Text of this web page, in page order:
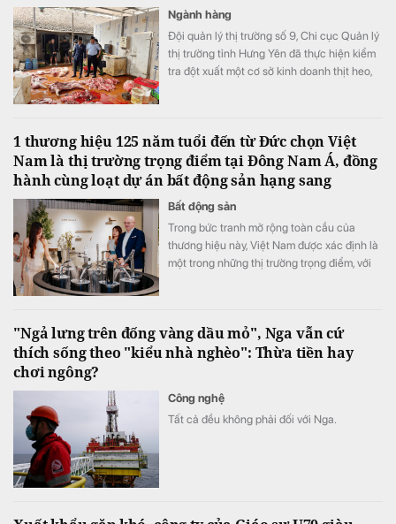
Ngành hàng
Đội quản lý thị trường số 9, Chi cục Quản lý
thị trường tỉnh Hưng Yên đã thực hiện kiểm
tra đột xuất một cơ sở kinh doanh thịt heo,
1 thương hiệu 125 năm tuổi đến từ Đức chọn Việt
Nam là thị trường trọng điểm tại Đông Nam Á, đồng
hành cùng loạt dự án bất động sản hạng sang
Bất động sản
Trong bức tranh mở rộng toàn cầu của
thương hiệu này, Việt Nam được xác định là
một trong những thị trường trọng điểm, với
"Ngả lưng trên đống vàng dầu mỏ", Nga vẫn cứ
thích sống theo "kiểu nhà nghèo": Thừa tiền hay
chơi ngông?
Công nghệ
Tất cả đều không phải đối với Nga.